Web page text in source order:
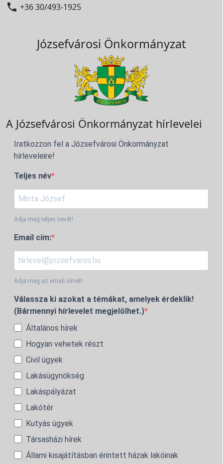
 +36 30/493-1925
Józsefvárosi Önkormányzat
A Józsefvárosi Önkormányzat hírlevelei
Iratkozzon fel a Józsefvárosi Önkormányzat
hírleveleire!
Teljes név
Adja meg teljes nevét!
Email cím:
Adja meg az email címét!
Válassza ki azokat a témákat, amelyek érdeklik!
(Bármennyi hírlevelet megjelölhet.)
Általános hírek
Hogyan vehetek részt
Civil ügyek
Lakásügynökség
Lakáspályázat
Lakótér
Kutyás ügyek
Társasházi hírek
Állami kisajátításban érintett házak lakóinak